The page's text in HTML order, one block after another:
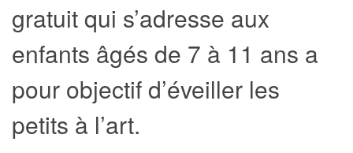
gratuit qui s’adresse aux
enfants âgés de 7 à 11 ans a
pour objectif d’éveiller les
petits à l’art.